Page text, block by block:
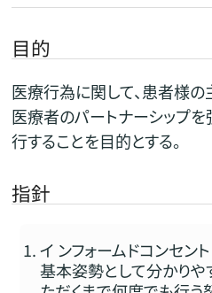
目的
医療行為に関して、患者様の
医療者のパートナーシップを
行することを目的とする。
指針
イ ンフォームドコンセント
基本姿勢として分かりや